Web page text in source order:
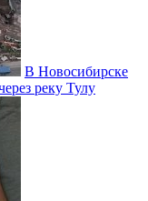
В Новосибирске
реку Тулу